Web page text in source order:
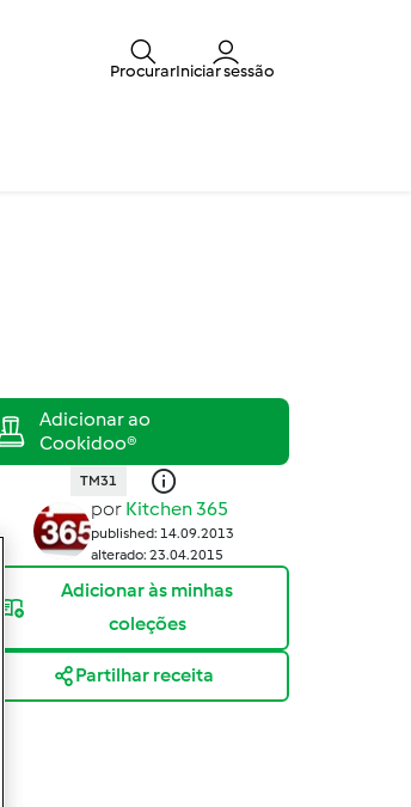
ProcurarIniciar sessão
TM31
por Kitchen 365
published: 14.09.2013
alterado: 23.04.2015
Adicionar às minhas
coleções
Partilhar receita